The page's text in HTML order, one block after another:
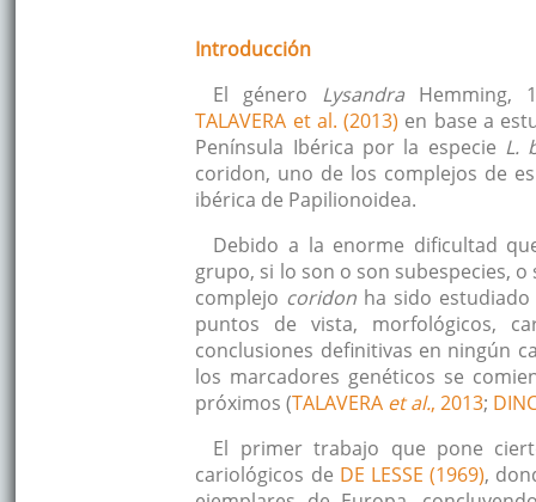
Introducción
El género Lysandra Hemming,
TALAVERA et al. (2013) en base a
Península Ibérica por la especie L.
coridon, uno de los complejos de
ibérica de Papilionoidea.
Debido a la enorme dificultad
grupo, si lo son o son subespecies,
complejo coridon ha sido
puntos de vista, morfológicos,
conclusiones definitivas en ningún
los marcadores genéticos se
próximos (TALAVERA et al., 2013;
El primer trabajo que pone
cariológicos de DE LESSE (1969),